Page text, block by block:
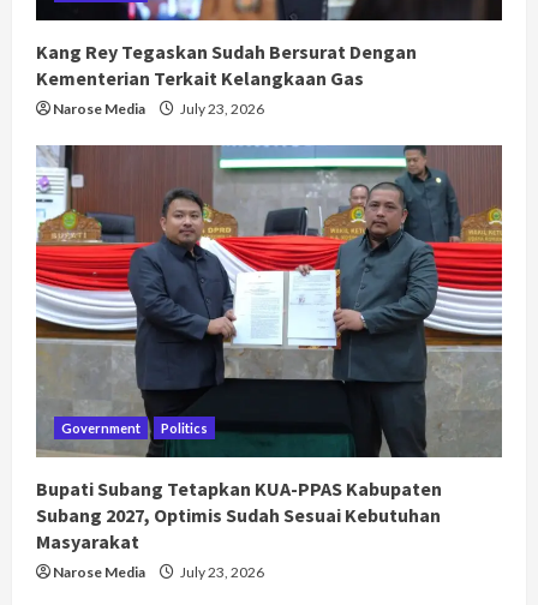
Kang Rey Tegaskan Sudah Bersurat Dengan
Kementerian Terkait Kelangkaan Gas
Narose Media July 23, 2026
Government Politics
Bupati Subang Tetapkan KUA-PPAS Kabupaten
Subang 2027, Optimis Sudah Sesuai Kebutuhan
Masyarakat
Narose Media July 23, 2026